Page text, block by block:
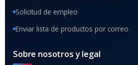
Solicitud de empleo
Enviar lista de productos por correo
Sobre nosotros y legal